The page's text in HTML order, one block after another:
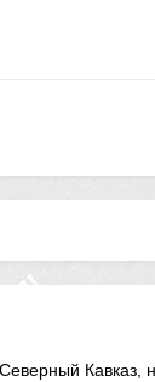
Кавказ,